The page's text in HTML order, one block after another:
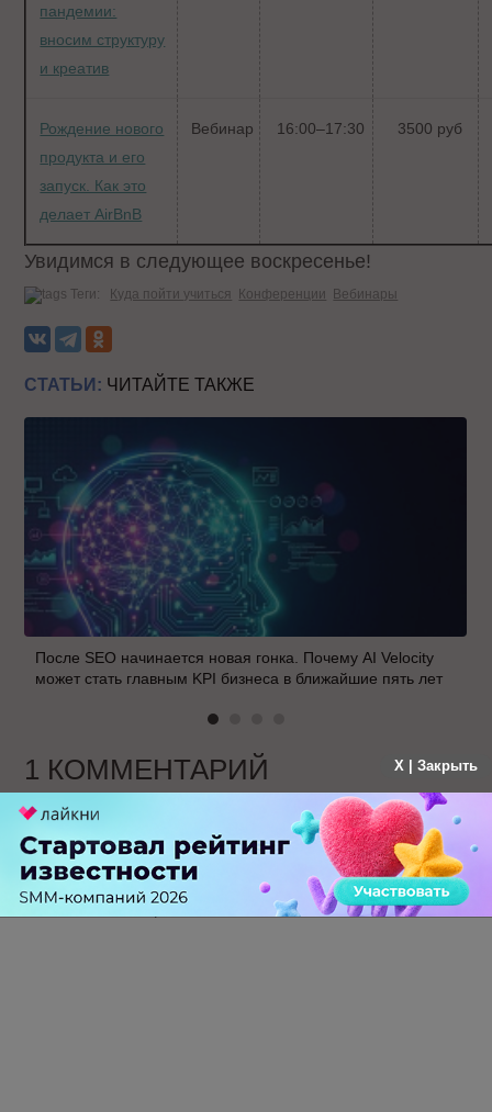
пандемии:
вносим структуру
и креатив
Рождение нового
продукта и его
запуск. Как это
делает AirBnB
Вебинар 16:00–17:30 3500 руб
Увидимся в следующее воскресенье!
Теги: Куда пойти учиться Конференции Вебинары
СТАТЬИ: ЧИТАЙТЕ ТАКЖЕ
После SEO начинается новая гонка. Почему AI Velocity
может стать главным KPI бизнеса в ближайшие пять лет
1 КОММЕНТАРИЙ
canadapleasure
больше года назад
canadapleasure
X | Закрыть